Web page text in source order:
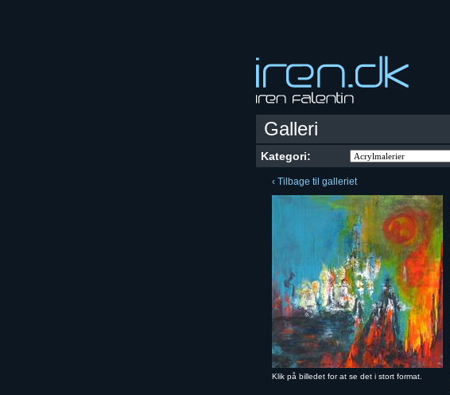
Galleri
Kategori:
‹ Tilbage til galleriet
Klik på billedet for at se det i stort format.